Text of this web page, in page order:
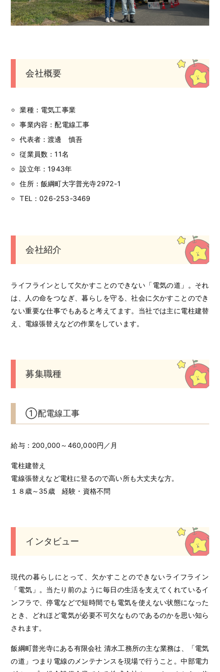
会社概要
業種：電気工事業
事業内容：配電線工事
代表者：渡邊 慎吾
従業員数：11名
設立年：1943年
住所：飯綱町大字普光寺2972-1
TEL：026-253-3469
会社紹介
ライフラインとして欠かすことのできない「電気の道」。それ
は、人の命をつなぎ、暮らしを守る、社会に欠かすことのでき
ない重要な仕事でもあると考えてます。当社では主に電柱建替
え、電線張替えなどの作業をしています。
募集職種
①配電線工事
給与：200,000～460,000円／月
電柱建替え
電線張替えなど電柱に登るので高い所も大丈夫な方。
１８歳～35歳 経験・資格不問
インタビュー
現代の暮らしにとって、欠かすことのできないライフライン
「電気」。当たり前のように毎日の生活を支えてくれているイ
ンフラで、停電などで短時間でも電気を使えない状態になった
とき、どれほど電気が必要不可欠なものであるのかを思い知ら
されます。
飯綱町普光寺にある有限会社 清水工務所の主な業務は、「電気
の道」つまり電線のメンテナンスを現場で行うこと。中部電力